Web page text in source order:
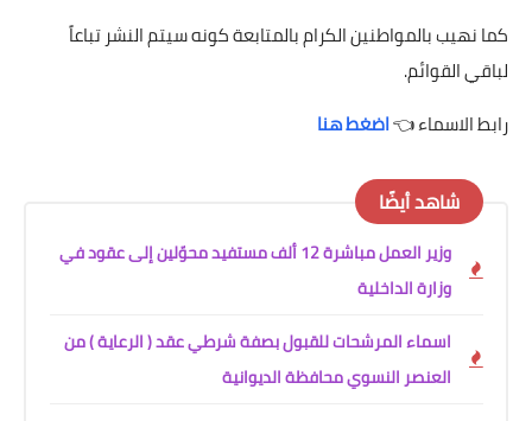
كما نهيب بالمواطنين الكرام بالمتابعة كونه سيتم النشر تباعاً
لباقي القوائم.
رابط الاسماء 👈اضغط هنا
شاهد أيضًا
وزير العمل مباشرة 12 ألف مستفيد محوّلين إلى عقود في
وزارة الداخلية
اسماء المرشحات للقبول بصفة شرطي عقد ( الرعاية ) من
العنصر النسوي محافظة الديوانية